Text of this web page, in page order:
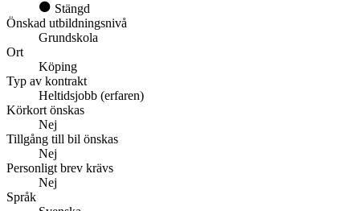
Stängd
Önskad utbildningsnivå
Grundskola
Ort
Köping
Typ av kontrakt
Heltidsjobb (erfaren)
Körkort önskas
Nej
Tillgång till bil önskas
Nej
Personligt brev krävs
Nej
Språk